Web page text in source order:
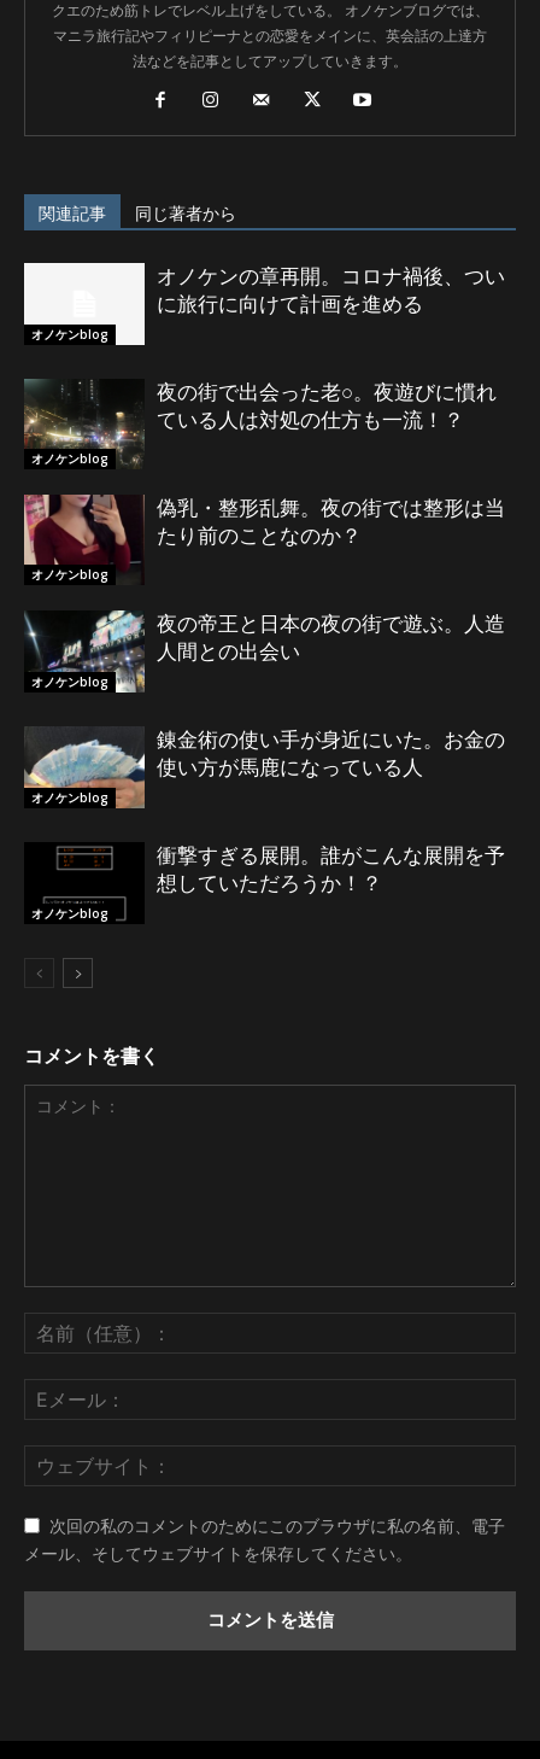
クエのため筋トレでレベル上げをしている。 オノケンブログでは、
マニラ旅行記やフィリピーナとの恋愛をメインに、英会話の上達方
法などを記事としてアップしていきます。
関連記事 同じ著者から
オノケンblog
オノケンの章再開。コロナ禍後、つい
に旅行に向けて計画を進める
オノケンblog
夜の街で出会った老○。夜遊びに慣れ
ている人は対処の仕方も一流！？
オノケンblog
偽乳・整形乱舞。夜の街では整形は当
たり前のことなのか？
オノケンblog
夜の帝王と日本の夜の街で遊ぶ。人造
人間との出会い
オノケンblog
錬金術の使い手が身近にいた。お金の
使い方が馬鹿になっている人
オノケンblog
衝撃すぎる展開。誰がこんな展開を予
想していただろうか！？
コメントを書く
次回の私のコメントのためにこのブラウザに私の名前、電子
メール、そしてウェブサイトを保存してください。